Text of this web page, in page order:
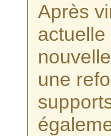
Après
une